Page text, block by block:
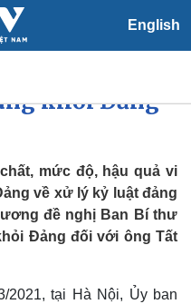
English
Xã hội
Tin 24h
Dự báo thời tiết
Giáo dục
Biển đảo
khai trừ
khỏi Đảng
mức độ, hậu quả vi
về xử lý kỷ luật đảng
đề nghị Ban Bí thư
Đảng đối với ông Tất
2021, tại Hà Nội, Ủy ban